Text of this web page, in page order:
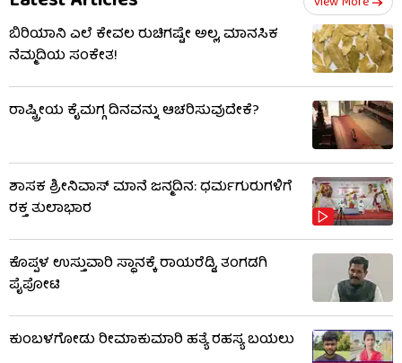
ಬಿರಿಯಾನಿ ಎಲೆ ಕೇವಲ ರುಚಿಗಷ್ಟೇ ಅಲ್ಲ, ಮಾನಸಿಕ
ನೆಮ್ಮದಿಯ ಸಂಕೇತ!
ರಾಷ್ಟ್ರೀಯ ಕೈಮಗ್ಗ ದಿನವನ್ನು ಆಚರಿಸುವುದೇಕೆ?
ಶಾಸಕ ಶ್ರೀನಿವಾಸ್ ಮಾನೆ ಜನ್ಮದಿನ: ಧರ್ಮಗುರುಗಳಿಗೆ
ರಕ್ತ ತುಲಾಭಾರ
ಕೊಪ್ಪಳ ಉಸ್ತುವಾರಿ ಸ್ಥಾನಕ್ಕೆ ರಾಯರೆಡ್ಡಿ, ತಂಗಡಗಿ
ಪೈಪೋಟಿ
ಕುಂಬಳಗೋಡು ರೀಮಾಕುಮಾರಿ ಹತ್ಯೆ ರಹಸ್ಯ ಬಯಲು